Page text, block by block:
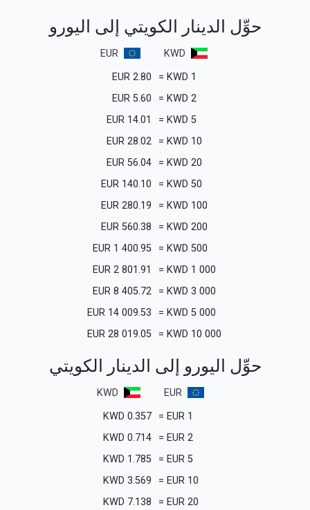
حوِّل الدينار الكويتي إلى اليورو
KWD
EUR
1
KWD
=
2.80
EUR
2
KWD
=
5.60
EUR
5
KWD
=
14.01
EUR
10
KWD
=
28.02
EUR
20
KWD
=
56.04
EUR
50
KWD
=
140.10
EUR
100
KWD
=
280.19
EUR
200
KWD
=
560.38
EUR
500
KWD
=
1 400.95
EUR
1 000
KWD
=
2 801.91
EUR
3 000
KWD
=
8 405.72
EUR
5 000
KWD
=
14 009.53
EUR
10 000
KWD
=
28 019.05
EUR
حوِّل اليورو إلى الدينار الكويتي
EUR
KWD
1
EUR
=
0.357
KWD
2
EUR
=
0.714
KWD
5
EUR
=
1.785
KWD
10
EUR
=
3.569
KWD
20
EUR
=
7.138
KWD